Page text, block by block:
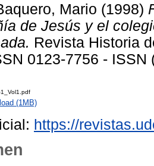
Mario (1998)
de Jesús y el
Revista Historia
0123-7756 -
(1MB)
https://